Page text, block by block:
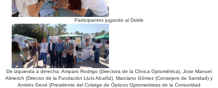
Participantes jugando al Doble
De izquierda a derecha: Amparo Rodrigo (Directora de la Clínica Optométrica), Jose Manuel
Almerich (Director de la Fundación Lluís Alcañiz), Marciano Gómez (Consejero de Sanidad) y
Andrés Gené (Presidente del Colatge de Ópticos Optometristas de la Comunidad